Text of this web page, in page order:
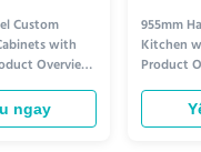
Custom
with
Overview
for luxury
apartments
ngay
vực
955mm
Kitchen
Product
steel
cabinet
cooking,